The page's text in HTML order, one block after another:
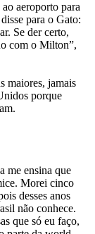
aeroporto para
para o Gato:
Se der certo,
com o Milton”,
maiores, jamais
porque
me ensina que
Morei cinco
desses anos
não conhece.
que só eu faço,